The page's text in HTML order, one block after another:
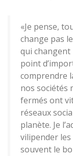
«Je pense,
change pas
qui changent
point
comprendre
nos sociétés
fermés ont
réseaux
planète. Je
vilipender les
souvent le